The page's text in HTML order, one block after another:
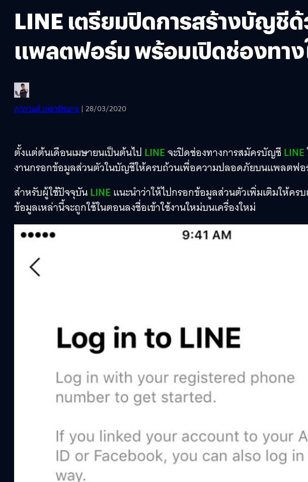
LINE เตรียมปิดการสร้างบัญชี
แพลตฟอร์ม พร้อมเปิดช่องทา
ศุภกานต์ เหล่ารัตนกุล | 28/03/2020
ตั้งแต่ต้นเดือนเมษายนเป็นต้นไป LINEจะปิดช่องทางการสมัครบัญชี LINE
งานกรอกข้อมูลส่วนตัวในบัญชีให้ครบถ้วนเพื่อความปลอดภัยบนแพลตฟอ
สำหรับผู้ใช้ปัจจุบันLINE แนะนำว่าให้ไปกรอกข้อมูลส่วนตัวเพิ่มเติมให้คร
ข้อมูลเหล่านี้จะถูกใช้ในตอนลงชื่อเข้าใช้งานใหม่บนเครื่องใหม่